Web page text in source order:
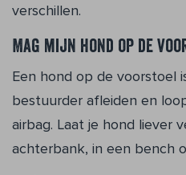
verschillen.
Mag mijn hond op de
Een hond op de voorstoel
bestuurder afleiden en
airbag. Laat je hond liever
achterbank, in een bench